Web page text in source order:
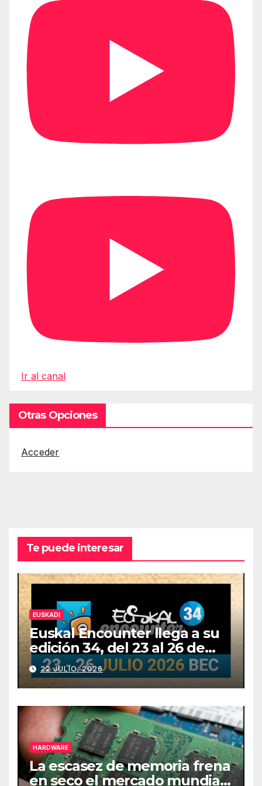
Ir al canal
Otras Opciones
Acceder
Te puede interesar
EUSKADI
Euskal Encounter llega a su
edición 34, del 23 al 26 de
julio
22 JULIO, 2026
HARDWARE
La escasez de memoria frena
en seco el mercado mundial